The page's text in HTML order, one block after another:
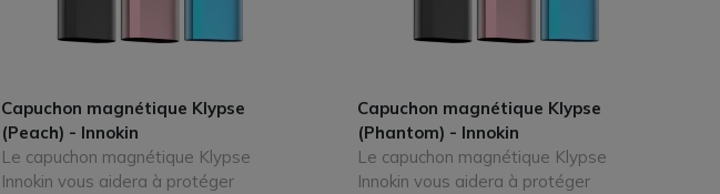
Capuchon magnétique Klypse
(Peach) - Innokin
Le capuchon magnétique Klypse
Innokin vous aidera à protéger
Capuchon magnétique Klypse
(Phantom) - Innokin
Le capuchon magnétique Klypse
Innokin vous aidera à protéger